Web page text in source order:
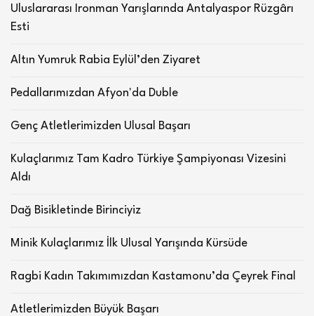
Uluslararası Ironman Yarışlarında Antalyaspor Rüzgârı
Esti
Altın Yumruk Rabia Eylül’den Ziyaret
Pedallarımızdan Afyon'da Duble
Genç Atletlerimizden Ulusal Başarı
Kulaçlarımız Tam Kadro Türkiye Şampiyonası Vizesini
Aldı
Dağ Bisikletinde Birinciyiz
Minik Kulaçlarımız İlk Ulusal Yarışında Kürsüde
Ragbi Kadın Takımımızdan Kastamonu’da Çeyrek Final
Atletlerimizden Büyük Başarı